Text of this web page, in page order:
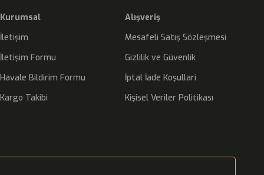
Kurumsal
İletişim
İletişim Formu
Havale Bildirim Formu
Kargo Takibi
Alışveriş
Mesafeli Satış Sözleşmesi
Gizlilik ve Güvenlik
İptal İade Koşullari
Kişisel Veriler Politikası